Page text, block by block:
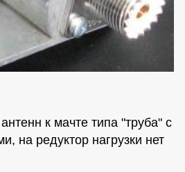
к мачте типа "труба" с
на редуктор нагрузки нет